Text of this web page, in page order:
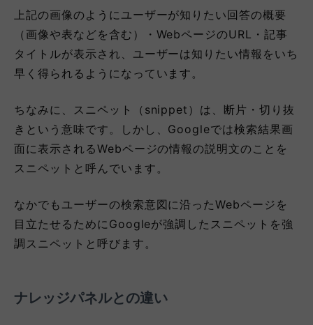
上記の画像のようにユーザーが知りたい回答の概要
（画像や表などを含む）・WebページのURL・記事
タイトルが表示され、ユーザーは知りたい情報をいち
早く得られるようになっています。
ちなみに、スニペット（snippet）は、断片・切り抜
きという意味です。しかし、Googleでは検索結果画
面に表示されるWebページの情報の説明文のことを
スニペットと呼んでいます。
なかでもユーザーの検索意図に沿ったWebページを
目立たせるためにGoogleが強調したスニペットを強
調スニペットと呼びます。
ナレッジパネルとの違い